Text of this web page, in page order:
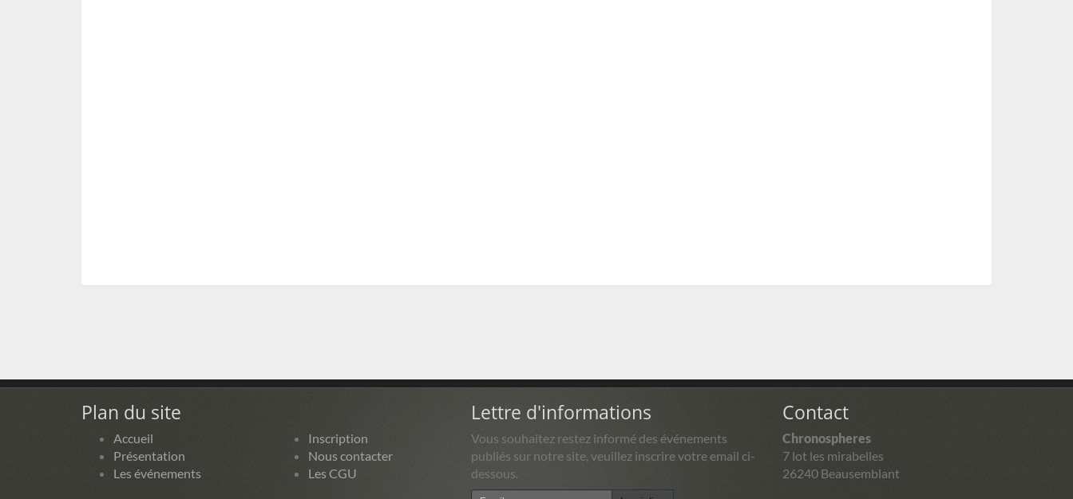
Plan du site
Accueil
Présentation
Les événements
Inscription
Nous contacter
Les CGU
Lettre d'informations
Vous souhaitez restez informé des événements
publiés sur notre site, veuillez inscrire votre email ci-
dessous.
Contact
Chronospheres
7 lot les mirabelles
26240 Beausemblant